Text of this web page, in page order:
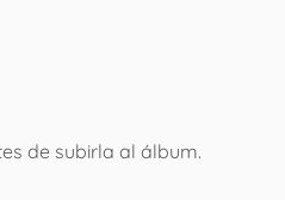
de subirla al álbum.